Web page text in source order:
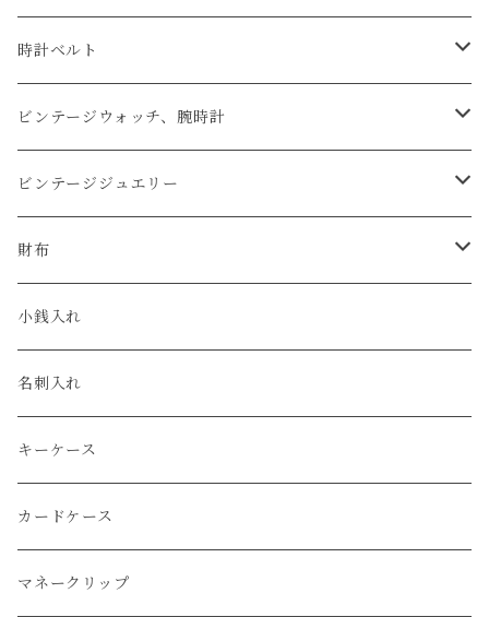
時計ベルト
アップルウォッチベルト
コードバン
クロコダイル
エコレザー
エレファント
アリゲーター
リザード
ガルーシャ（エイ）
ビンテージウォッチ、腕時計
オメガ / OMEGA
ユリスナルダン / ULYSSE NARDIN
セイコー / SEIKO
ルミノックス / LUMINOX
エルメス / HERMES
ビンテージジュエリー
カルティエ / Cartier
財布
コンパクト
長財布
小銭入れ
名刺入れ
キーケース
カードケース
マネークリップ